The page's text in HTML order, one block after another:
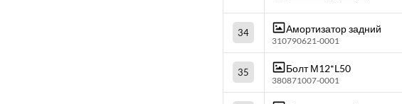
34 Амортизатор задний
310790621-0001
35 Болт М12*L50
380871007-0001